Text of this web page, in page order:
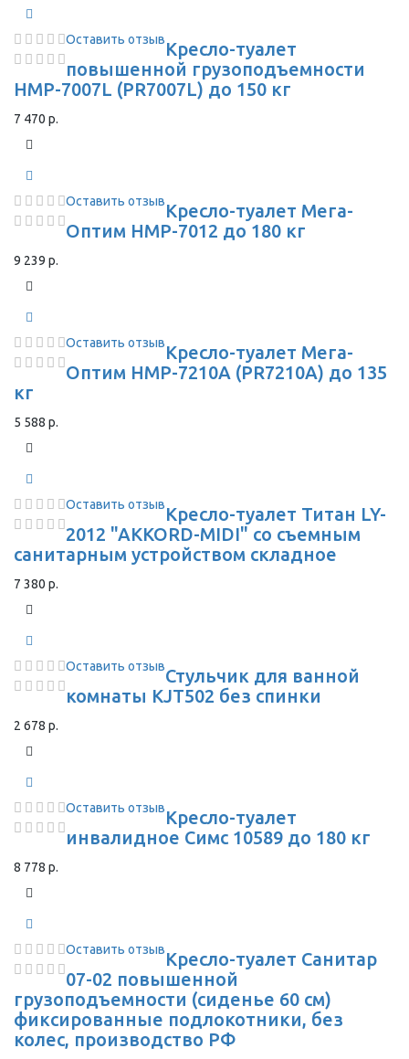
Оставить отзывКресло-туалет
повышенной грузоподъемности
HMP-7007L (PR7007L) до 150 кг
7 470 р.
Оставить отзывКресло-туалет Мега-
Оптим HMP-7012 до 180 кг
9 239 р.
Оставить отзывКресло-туалет Мега-
Оптим HMP-7210A (PR7210A) до 135
кг
5 588 р.
Оставить отзывКресло-туалет Титан LY-
2012 "AKKORD-MIDI" со съемным
санитарным устройством складное
7 380 р.
Оставить отзывСтульчик для ванной
комнаты KJT502 без спинки
2 678 р.
Оставить отзывКресло-туалет
инвалидное Симс 10589 до 180 кг
8 778 р.
Оставить отзывКресло-туалет Санитар
07-02 повышенной
грузоподъемности (сиденье 60 см)
фиксированные подлокотники, без
колес, производство РФ